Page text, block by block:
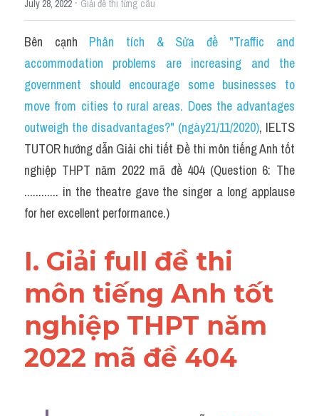
Idiom
Grammar
Collocation
Word form
Cách dùng từ
Phân biệt từ
Writing
Reading
Vocabulary
July 28, 2022 Giải đề thi từng câu
Bên cạnh Phân tích & Sửa đề "Traffic and
accommodation problems are increasing and the
government should encourage some businesses to
move from cities to rural areas. Does the advantages
outweigh the disadvantages?" (ngày21/11/2020), IELTS
TUTOR hướng dẫn Giải chi tiết Đề thi môn tiếng Anh tốt
nghiệp THPT năm 2022 mã đề 404 (Question 6: The
............ in the theatre gave the singer a long applause
for her excellent performance.)
I. Giải full đề thi
môn tiếng Anh tốt
nghiệp THPT năm
2022 mã đề 404